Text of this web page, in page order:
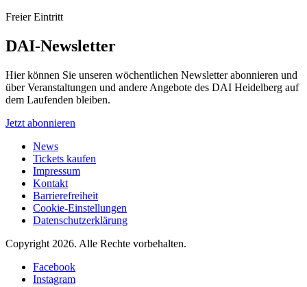
Freier Eintritt
DAI-Newsletter
Hier können Sie unseren wöchentlichen Newsletter abonnieren und
über Veranstaltungen und andere Angebote des DAI Heidelberg auf
dem Laufenden bleiben.
Jetzt abonnieren
News
Tickets kaufen
Impressum
Kontakt
Barrierefreiheit
Cookie-Einstellungen
Datenschutzerklärung
Copyright 2026. Alle Rechte vorbehalten.
Facebook
Instagram